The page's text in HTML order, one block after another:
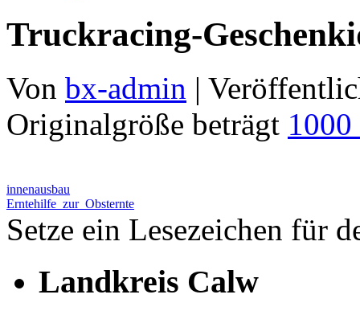
Truckracing-
Von bx-admin |
Originalgröße beträgt
innenausbau
Erntehilfe_zur_Obsternte
Setze ein Lesezeichen für
Landkreis Calw